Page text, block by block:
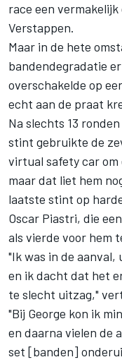
race een
Verstappen.
Maar in de hete
bandendegradatie
overschakelde op
echt aan de praat
Na slechts 13
stint gebruikte de
virtual safety car om
maar dat liet hem
laatste stint op
Oscar Piastri, die
als vierde voor hem
"Ik was in de
en ik dacht dat het
te slecht uitzag,"
"Bij George kon ik
en daarna vielen de
set [banden]